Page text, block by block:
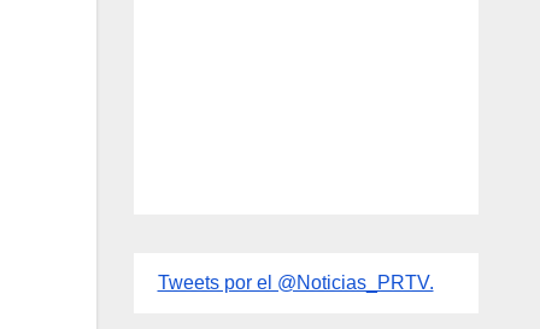
Tweets por el @Noticias_PRTV.